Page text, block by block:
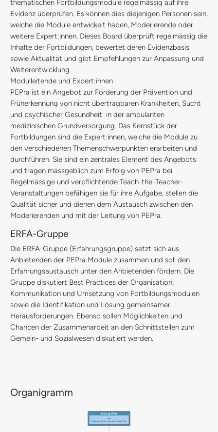
thematischen Fortbildungsmodule regelmässig auf ihre
Evidenz überprüfen. Es können dies diejenigen Personen sein,
welche die Module entwickelt haben, Moderierende oder
weitere Expert:innen. Dieses Board überprüft regelmässig die
Inhalte der Fortbildungen, bewertet deren Evidenzbasis
sowie Aktualität und gibt Empfehlungen zur Anpassung und
Weiterentwicklung.
Modulleitende und Expert:innen
PEPra ist ein Angebot zur Förderung der Prävention und
Früherkennung von nicht übertragbaren Krankheiten, Sucht
und psychischer Gesundheit in der ambulanten
medizinischen Grundversorgung. Das Kernstück der
Fortbildungen sind die Expert:innen, welche die Module zu
den verschiedenen Themenschwerpunkten erarbeiten und
durchführen. Sie sind ein zentrales Element des Angebots
und tragen massgeblich zum Erfolg von PEPra bei.
Regelmässige und verpflichtende Teach-the-Teacher-
Veranstaltungen befähigen sie für ihre Aufgabe, stellen die
Qualität sicher und dienen dem Austausch zwischen den
Moderierenden und mit der Leitung von PEPra.
ERFA-Gruppe
Die ERFA-Gruppe (Erfahrungsgruppe) setzt sich aus
Anbietenden der PEPra Module zusammen und soll den
Erfahrungsaustausch unter den Anbietenden fördern. Die
Gruppe diskutiert Best Practices der Organisation,
Kommunikation und Umsetzung von Fortbildungsmodulen
sowie die Identifikation und Lösung gemeinsamer
Herausforderungen. Ebenso sollen Möglichkeiten und
Chancen der Zusammenarbeit an den Schnittstellen zum
Gemein- und Sozialwesen diskutiert werden.
Organigramm